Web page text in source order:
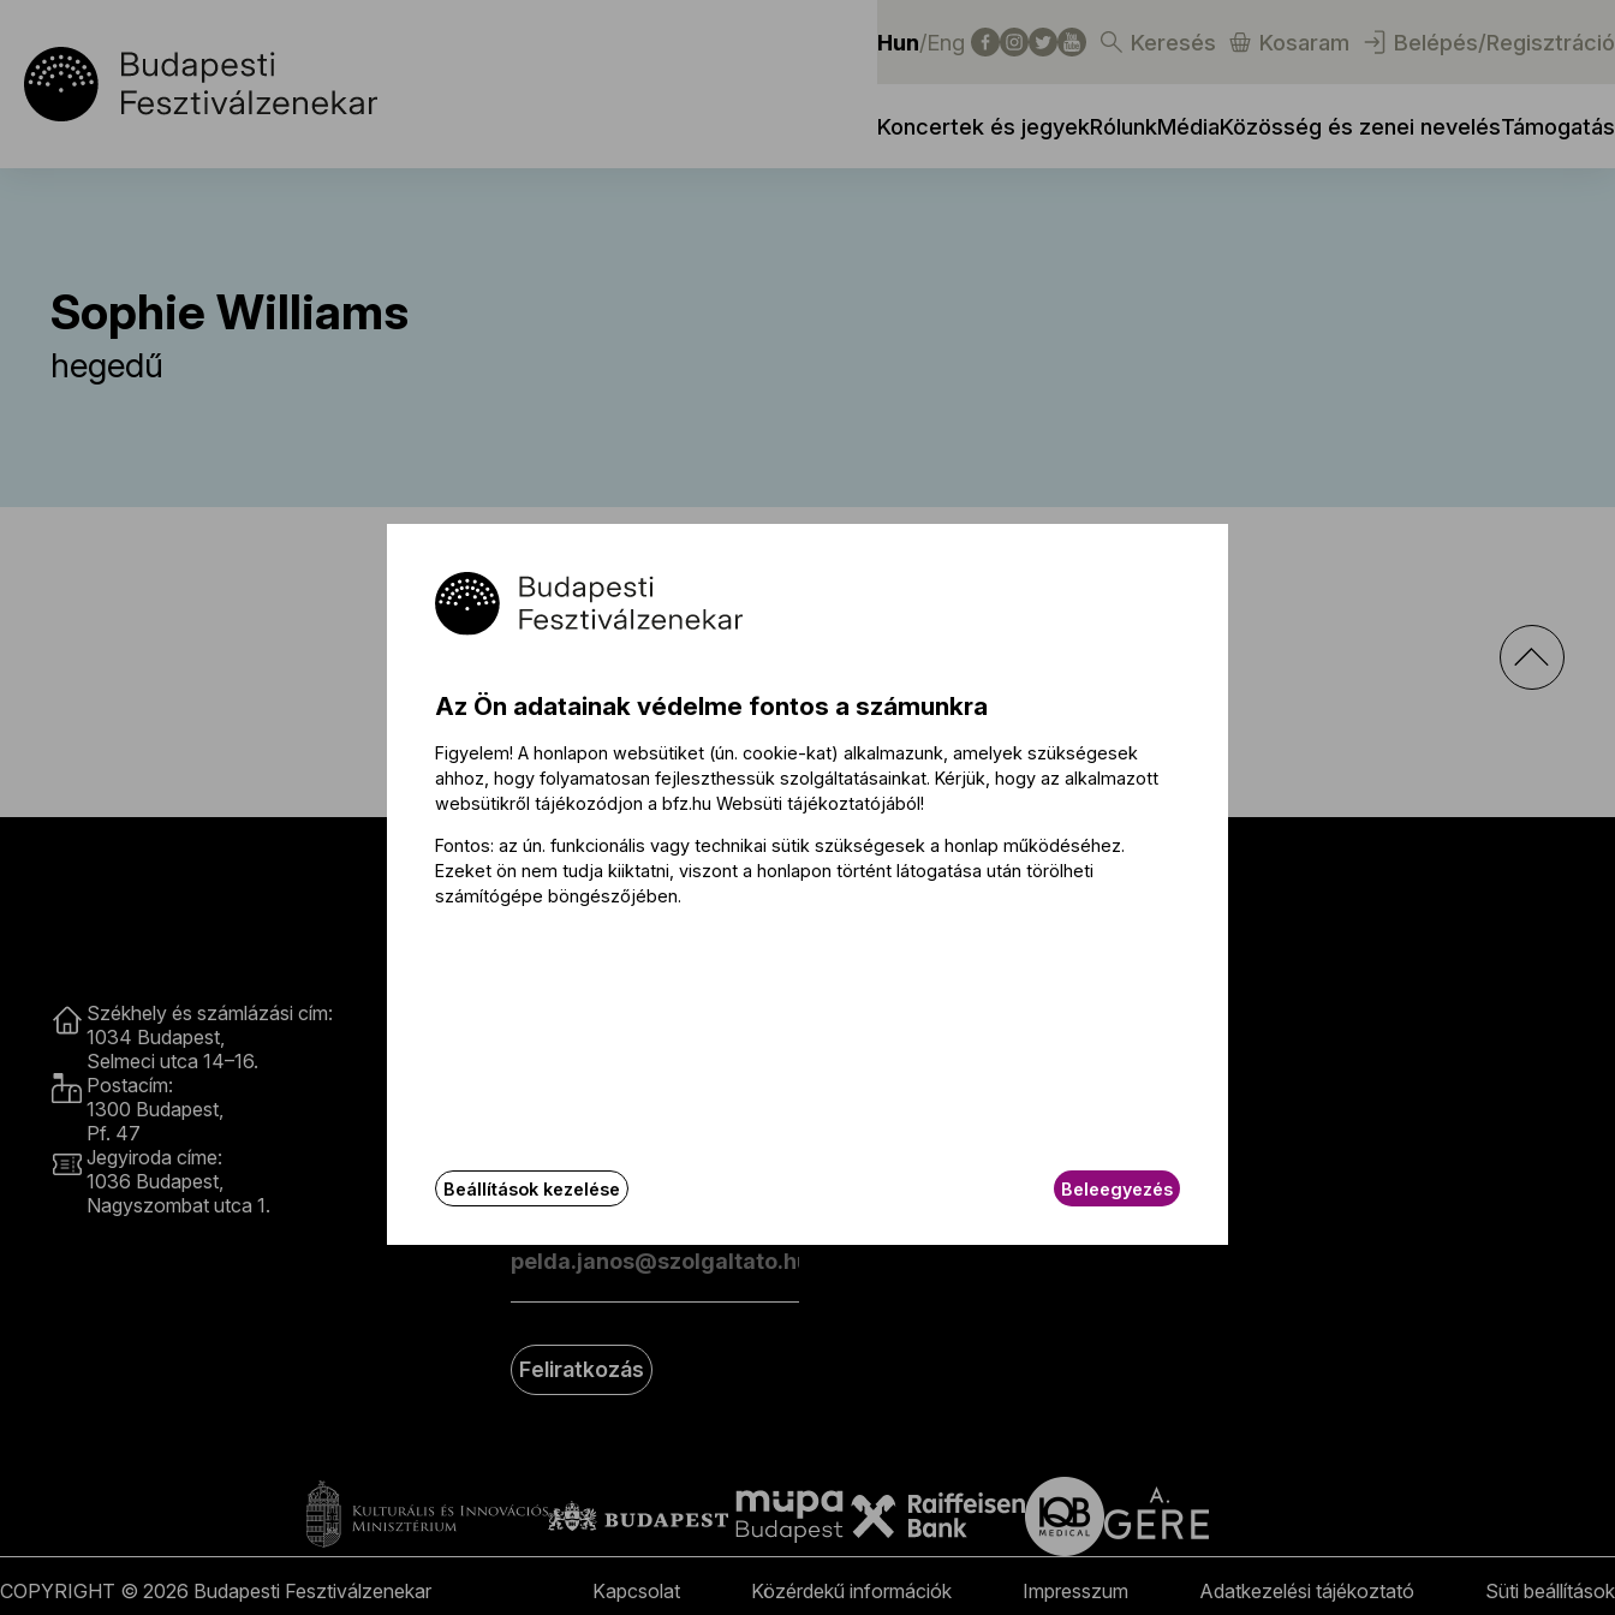
Hun/Eng Keresés Kosaram Belépés/Regisztráció
Koncertek és jegyekRólunkMédiaKözösség és zenei nevelésTámogatás
Sophie Williams
hegedű
Kapcsolat
Székhely és számlázási cím:
1034 Budapest,
Selmeci utca 14–16.
Postacím:
1300 Budapest,
Pf. 47
Jegyiroda címe:
1036 Budapest,
Nagyszombat utca 1.
E-mail-cím
Feliratkozás
COPYRIGHT © 2026 Budapesti Fesztiválzenekar Kapcsolat Közérdekű információk Impresszum Adatkezelési tájékoztató Süti beállítások
Az Ön adatainak védelme fontos a számunkra
Figyelem! A honlapon websütiket (ún. cookie-kat) alkalmazunk, amelyek szükségesek
ahhoz, hogy folyamatosan fejleszthessük szolgáltatásainkat. Kérjük, hogy az alkalmazott
websütikről tájékozódjon a bfz.hu Websüti tájékoztatójából!
Fontos: az ún. funkcionális vagy technikai sütik szükségesek a honlap működéséhez.
Ezeket ön nem tudja kiiktatni, viszont a honlapon történt látogatása után törölheti
számítógépe böngészőjében.
Beállítások kezelése Beleegyezés